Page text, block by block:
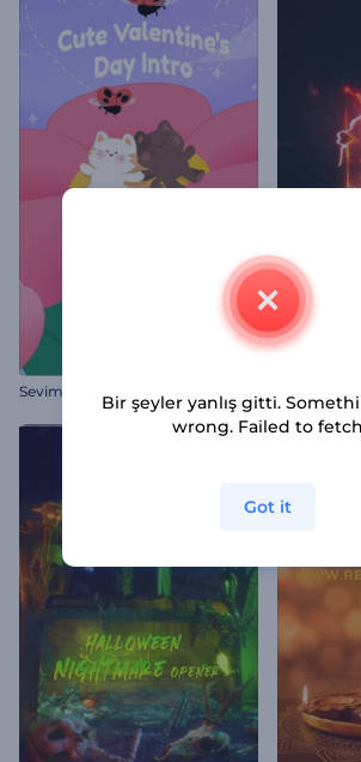
Sevimli Sevgililer Günü Girişi Elektrikli
Bir şeyler yanlış gitti.
wrong. Failed to fetch
Got it